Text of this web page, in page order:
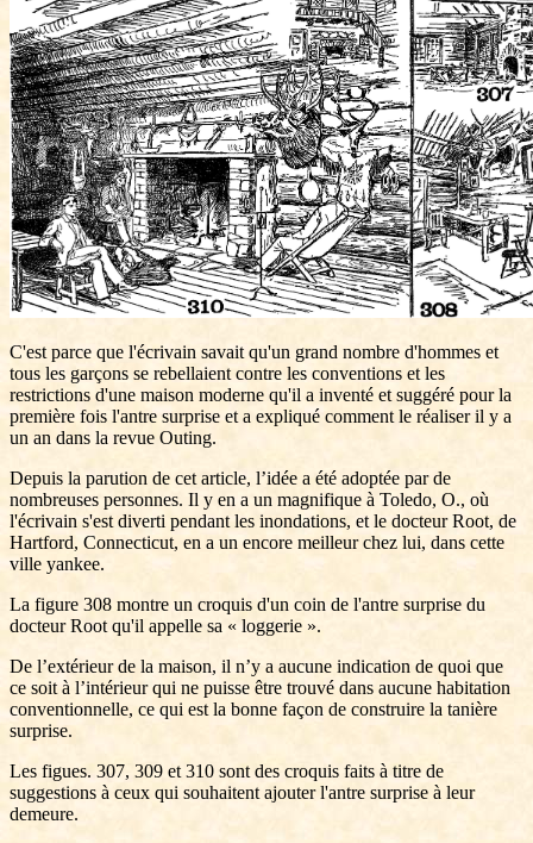
C'est parce que l'écrivain savait qu'un grand nombre d'hommes et
tous les garçons se rebellaient contre les conventions et les
restrictions d'une maison moderne qu'il a inventé et suggéré pour la
première fois l'antre surprise et a expliqué comment le réaliser il y a
un an dans la revue Outing.
Depuis la parution de cet article, l’idée a été adoptée par de
nombreuses personnes. Il y en a un magnifique à Toledo, O., où
l'écrivain s'est diverti pendant les inondations, et le docteur Root, de
Hartford, Connecticut, en a un encore meilleur chez lui, dans cette
ville yankee.
La figure 308 montre un croquis d'un coin de l'antre surprise du
docteur Root qu'il appelle sa « loggerie ».
De l’extérieur de la maison, il n’y a aucune indication de quoi que
ce soit à l’intérieur qui ne puisse être trouvé dans aucune habitation
conventionnelle, ce qui est la bonne façon de construire la tanière
surprise.
Les figues. 307, 309 et 310 sont des croquis faits à titre de
suggestions à ceux qui souhaitent ajouter l'antre surprise à leur
demeure.